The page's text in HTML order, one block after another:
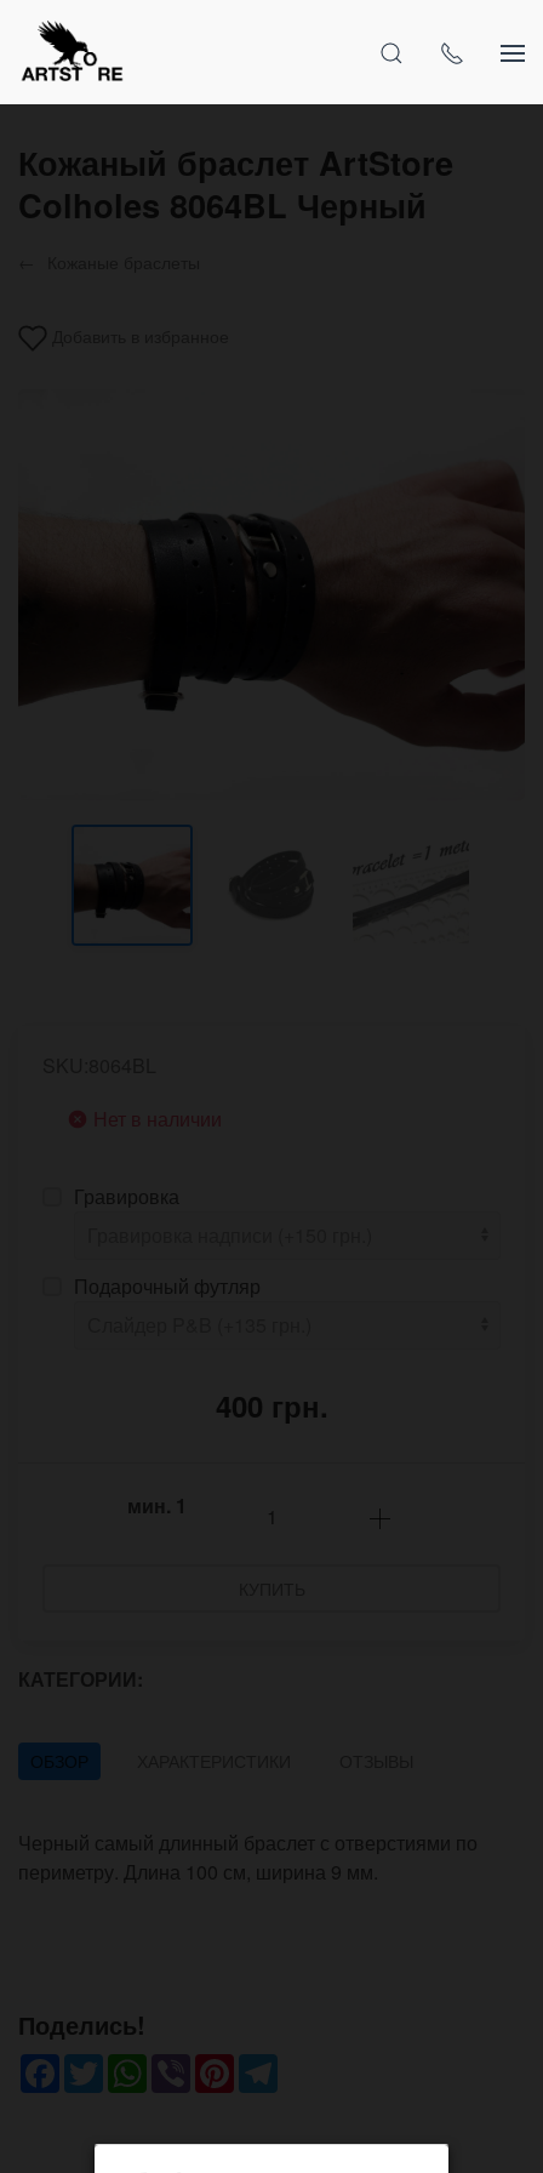
Кожаный браслет ArtStore
Colholes 8064BL Черный
Нет в наличии
Гравировка
Подарочный футляр
400 грн.
мин. 1
КАТЕГОРИИ:
ОБЗОР
Черный самый длинный браслет с отверстиями по
периметру. Длина 100 см, ширина 9 мм.
Поделись!
Facebook
TwitterWhatsApp
ViberPinterest